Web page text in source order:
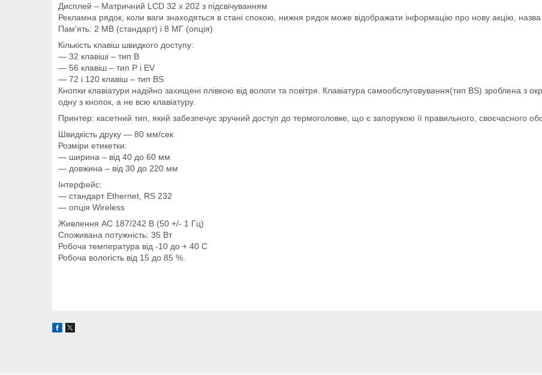
Дисплей – Матричний LCD 32 х 202 з підсвічуванням
Рекламна рядок, коли ваги знаходяться в стані спокою, нижня рядок може відображати інформацію про нову акцію, назва
Пам'ять: 2 МВ (стандарт) і 8 МГ (опція)
Кількість клавіш швидкого доступу:
― 32 клавіші – тип B
― 56 клавіш – тип P і EV
― 72 і 120 клавіш – тип BS
Кнопки клавіатури надійно захищені плівкою від вологи та повітря. Клавіатура самообслуговування(тип BS) зроблена з
одну з кнопок, а не всю клавіатуру.
Принтер: касетний тип, який забезпечує зручний доступ до термоголовке, що є запорукою її правильного, своєчасного
Швидкість друку ― 80 мм/сек
Розміри етикетки:
― ширина – від 40 до 60 мм
― довжина – від 30 до 220 мм
Інтерфейс:
― стандарт Ethernet, RS 232
― опція Wireless
Живлення АС 187/242 В (50 +/- 1 Гц)
Споживана потужність: 35 Вт
Робоча температура від -10 до + 40 С
Робоча вологість від 15 до 85 %.